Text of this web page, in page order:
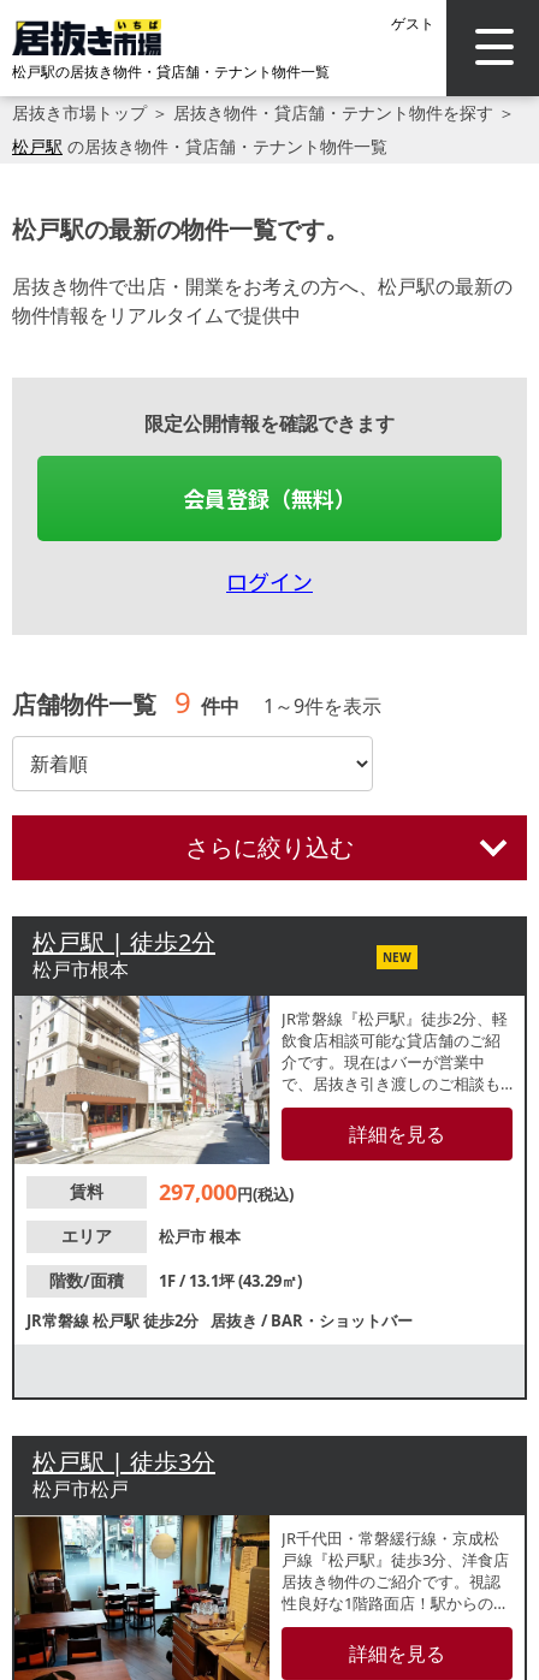
ゲスト
松戸駅の居抜き物件・貸店舗・テナント物件一覧
居抜き市場トップ＞ 居抜き物件・貸店舗・テナント物件を探す ＞
松戸駅 の居抜き物件・貸店舗・テナント物件一覧
松戸駅の最新の物件一覧です。
居抜き物件で出店・開業をお考えの方へ、松戸駅の最新の
物件情報をリアルタイムで提供中
限定公開情報を確認できます
会員登録（無料）
ログイン
店舗物件一覧 9 件中 1 ～9件を表示
さらに絞り込む
松戸駅 | 徒歩2分
松戸市根本 NEW
JR常磐線『松戸駅』徒歩2分、軽
飲食店相談可能な貸店舗のご紹
介です。現在はバーが営業中
で、居抜き引き渡しのご相談も
可能です。視認性良好な路面
店！カフェやテイクアウト店等
にもおすすめです。諸条件等、
詳細を見る
賃料 297,000円(税込)
エリア
松戸市根本
階数/面積
1F / 13.1坪 (43.29㎡)
JR常磐線松戸駅徒歩2分 居抜き /BAR・ショットバー
松戸駅 | 徒歩3分
松戸市松戸
JR千代田・常磐緩行線・京成松
戸線『松戸駅』徒歩3分、洋食店
居抜き物件のご紹介です。視認
性良好な1階路面店！駅からのア
クセスも良好で、ランチ・ディ
ナー共に集客が期待できます。
居抜きのため、初期投資を抑え
詳細を見る